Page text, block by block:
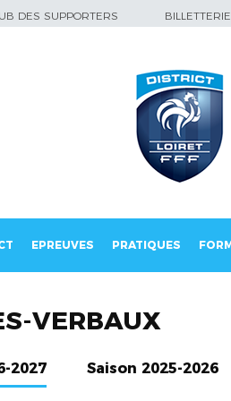
DES SUPPORTERS BILLETTERIE
EPREUVES PRATIQUES
VERBAUX
2027 Saison 2025-2026